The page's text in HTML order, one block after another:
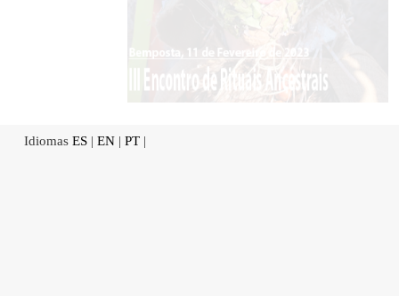
Idiomas ES | EN | PT |